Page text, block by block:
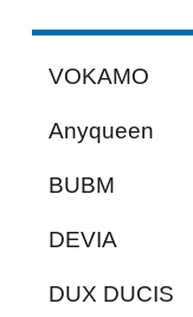
VOKAMO
Anyqueen
BUBM
DEVIA
DUX DUCIS